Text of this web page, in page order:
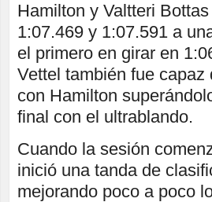
Hamilton y Valtteri
1:07.469 y 1:07.591 a
el primero en girar en
Vettel también fue
con Hamilton
final con el ultrablando.
Cuando la sesión
inició una tanda de
mejorando poco a poco